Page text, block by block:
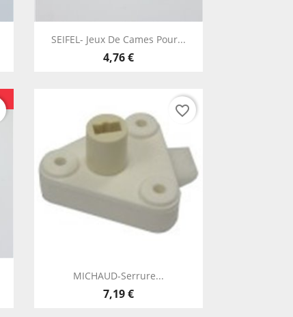
Vista rápida
SEIFEL- Jeux De Cames Pour...
4,76 €
Vista rápida
MICHAUD-Serrure...
7,19 €
favorite_border